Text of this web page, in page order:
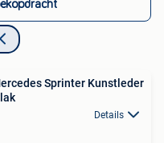
Sprinter Kunstleder
Details